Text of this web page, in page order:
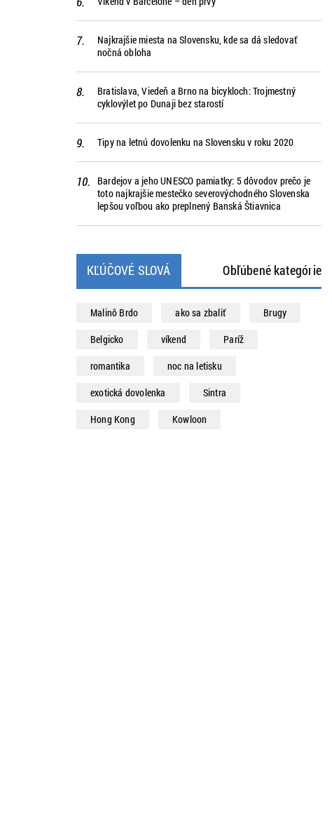
Najkrajšie miesta na Slovensku, kde sa dá sledovať
nočná obloha
Bratislava, Viedeň a Brno na bicykloch: Trojmestný
cyklovýlet po Dunaji bez starostí
Tipy na letnú dovolenku na Slovensku v roku 2020
Bardejov a jeho UNESCO pamiatky: 5 dôvodov prečo je
toto najkrajšie mestečko severovýchodného Slovenska
lepšou voľbou ako preplnený Banská Štiavnica
KĽÚČOVÉ SLOVÁ Obľúbené kategórie
Malinô Brdo ako sa zbaliť
Brugy
Belgicko
víkend
Paríž
romantika
noc na letisku
exotická dovolenka
Sintra
Hong Kong
Kowloon